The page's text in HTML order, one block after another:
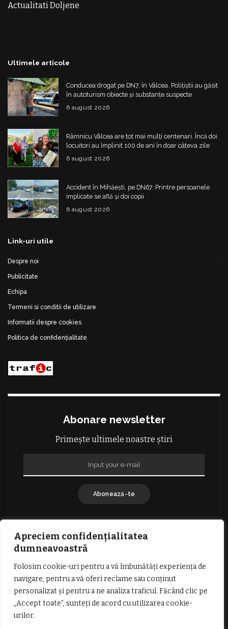
Apreciem confidențialitatea
dumneavoastră
Folosim cookie-uri pentru a vă îmbunătăți experiența de
navigare, pentru a vă oferi reclame sau conținut
personalizat și pentru a ne analiza traficul. Făcând clic pe
„Accept toate”, sunteți de acord cu utilizarea cookie-
urilor.
Actualitati Doljene
Ultimele articole
Conducea drogat pe DN7, în Vâlcea. Polițiștii au găsit
în autoturism obiecte și substanțe suspecte
6 august 2026
Râmnicu Vâlcea are tot mai mulți centenari. Încă doi
locuitori au împlinit 100 de ani în doar câteva zile
6 august 2026
Accident în Mihăești, pe DN67. Printre persoanele
implicate se află și doi copii
6 august 2026
Link-uri utile
Despre noi
Publicitate
Echipa
Termeni si conditii de utilizare
Informatii despre cookies
Politica de confidențialitate
Abonare newsletter
Primește ultimele noastre știri
Abonează-te
TERMENI SI CONDITII DE UTILIZARE
INFORMATII DESPRE COOKIES
DESPRE NOI
PUBLICITATE